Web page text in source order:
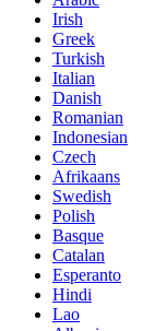
Irish
Greek
Turkish
Italian
Danish
Romanian
Indonesian
Czech
Afrikaans
Swedish
Polish
Basque
Catalan
Esperanto
Hindi
Lao